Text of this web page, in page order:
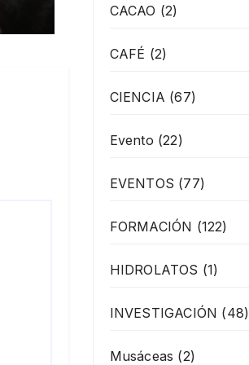
CACAO (2)
CAFÉ (2)
CIENCIA (67)
Evento (22)
EVENTOS (77)
FORMACIÓN (122)
HIDROLATOS (1)
INVESTIGACIÓN (48)
Musáceas (2)